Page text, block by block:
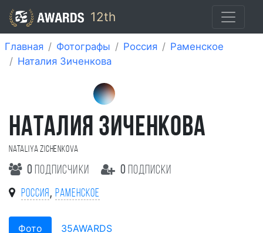
12th
Главная Фотографы Россия
Раменское
Наталия Зиченкова
НАТАЛИЯ ЗИЧЕНКОВА
Nataliya Zichenkova
0 подписчики 0 подписки
Россия , Раменское
Фото 35AWARDS